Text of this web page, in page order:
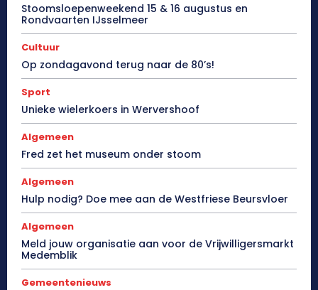
Stoomsloepenweekend 15 & 16 augustus en
Rondvaarten IJsselmeer
Cultuur
Op zondagavond terug naar de 80’s!
Sport
Unieke wielerkoers in Wervershoof
Algemeen
Fred zet het museum onder stoom
Algemeen
Hulp nodig? Doe mee aan de Westfriese Beursvloer
Algemeen
Meld jouw organisatie aan voor de Vrijwilligersmarkt
Medemblik
Gemeentenieuws